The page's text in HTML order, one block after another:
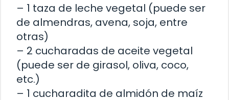
– 1 taza de leche vegetal (puede ser
de almendras, avena, soja, entre
otras)
– 2 cucharadas de aceite vegetal
(puede ser de girasol, oliva, coco,
etc.)
– 1 cucharadita de almidón de maíz